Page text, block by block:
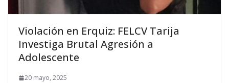
Violación en Erquiz: FELCV Tarija
Investiga Brutal Agresión a
Adolescente
20 mayo, 2025